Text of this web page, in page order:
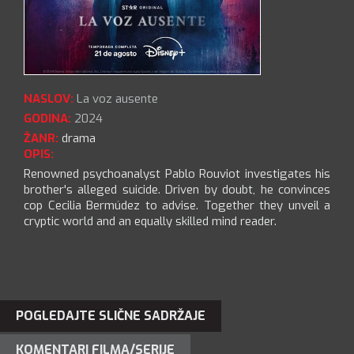
NASLOV: La voz ausente
GODINA: 2024
ŽANR: drama
OPIS:
Renowned psychoanalyst Pablo Rouviot investigates his
brother's alleged suicide. Driven by doubt, he convinces
cop Cecilia Bermúdez to advise. Together they unveil a
cryptic world and an equally skilled mind reader.
POGLEDAJTE SLIČNE SADRŽAJE
KOMENTARI FILMA/SERIJE